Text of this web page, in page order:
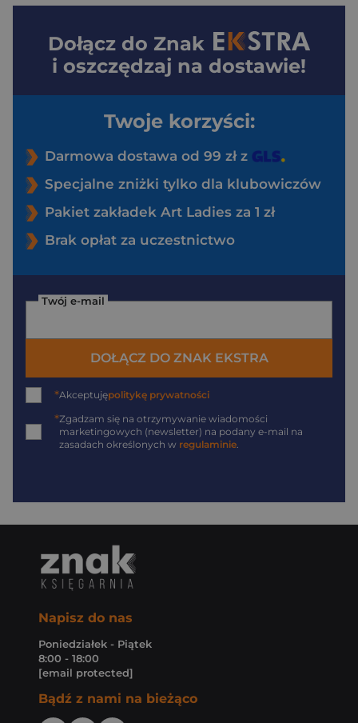
Dołącz do Znak
i oszczędzaj na dostawie!
Twoje korzyści:
Darmowa dostawa od 99 zł z
Specjalne zniżki tylko dla klubowiczów
Pakiet zakładek Art Ladies za 1 zł
Brak opłat za uczestnictwo
Twój e-mail
DOŁĄCZ DO ZNAK EKSTRA
*Akceptujępolitykę prywatności
*Zgadzam się na otrzymywanie wiadomości
marketingowych (newsletter) na podany e-mail na
zasadach określonych w regulaminie.
Napisz do nas
Poniedziałek - Piątek
8:00 - 18:00
[email protected]
Bądź z nami na bieżąco